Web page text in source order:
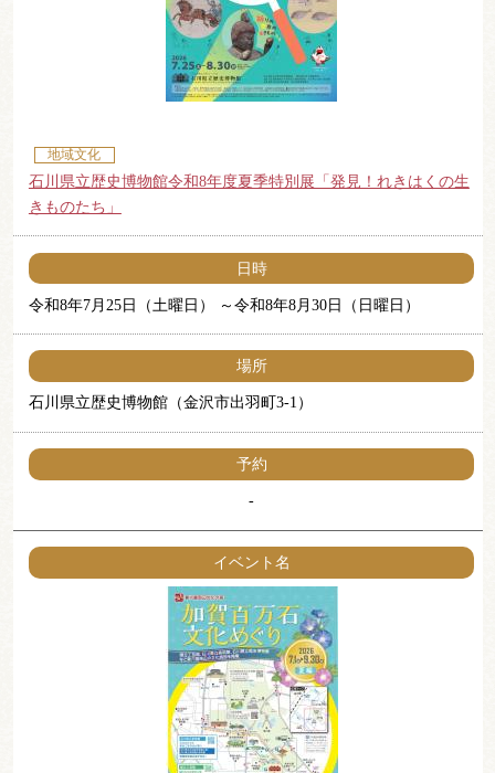
地域文化
石川県立歴史博物館令和8年度夏季特別展「発見！れきはくの生
きものたち」
日時
令和8年7月25日（土曜日） 令和8年8月30日（日曜日）
場所
石川県立歴史博物館（金沢市出羽町3-1）
予約
-
イベント名